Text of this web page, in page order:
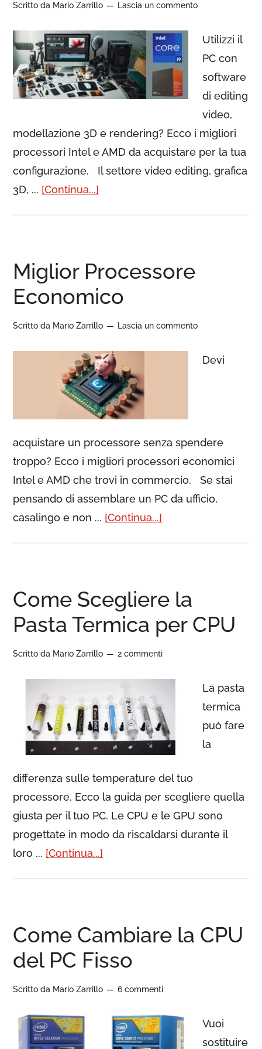
Scritto da Mario Zarrillo Lascia un commento
Utilizzi il
PC con
software
di editing
video,
modellazione 3D e rendering? Ecco i migliori
processori Intel e AMD da acquistare per la tua
configurazione. Il settore video editing, grafica
3D, ... [Continua...]
Miglior Processore
Economico
Scritto da Mario Zarrillo Lascia un commento
Devi
acquistare un processore senza spendere
troppo? Ecco i migliori processori economici
Intel e AMD che trovi in commercio. Se stai
pensando di assemblare un PC da ufficio,
casalingo e non ... [Continua...]
Come Scegliere la
Pasta Termica per CPU
Scritto da Mario Zarrillo 2 commenti
La pasta
termica
può fare
la
differenza sulle temperature del tuo
processore. Ecco la guida per scegliere quella
giusta per il tuo PC. Le CPU e le GPU sono
progettate in modo da riscaldarsi durante il
loro ... [Continua...]
Come Cambiare la CPU
del PC Fisso
Scritto da Mario Zarrillo 6 commenti
Vuoi
sostituire